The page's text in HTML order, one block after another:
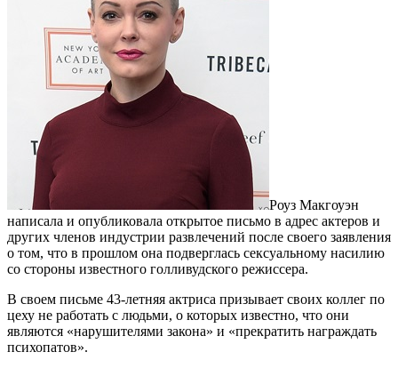
Роуз Макгоуэн
написала и опубликовала открытое письмо в адрес актеров и
других членов индустрии развлечений после своего заявления
о том, что в прошлом она подверглась сексуальному насилию
со стороны известного голливудского режиссера.
В своем письме 43-летняя актриса призывает своих коллег по
цеху не работать с людьми, о которых известно, что они
являются «нарушителями закона» и «прекратить награждать
психопатов».